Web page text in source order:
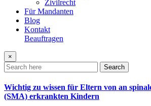
Zivilrecht
Für Mandanten
Blog
Kontakt
Beauftragen
×
Search
Wichtig zu wissen für Eltern von an
(SMA) erkrankten Kindern